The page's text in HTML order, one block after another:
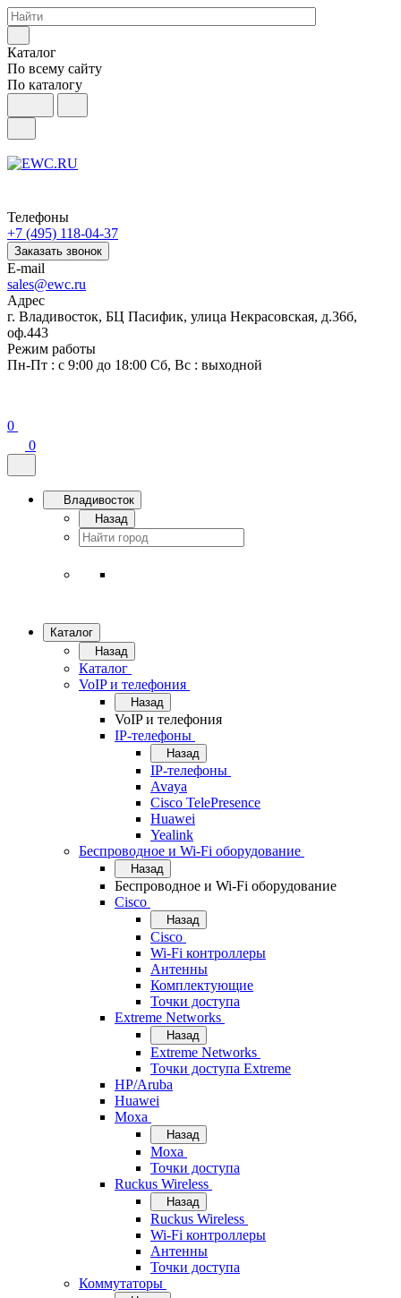
Каталог
По всему сайту
По каталогу
Телефоны
+7 (495) 118-04-37
Заказать звонок
E-mail
sales@ewc.ru
Адрес
г. Владивосток, БЦ Пасифик, улица Некрасовская, д.36б,
оф.443
Режим работы
Пн-Пт : с 9:00 до 18:00 Сб, Вс : выходной
0
0
Владивосток
Назад
Каталог
Назад
Каталог
VoIP и телефония
Назад
VoIP и телефония
IP-телефоны
Назад
IP-телефоны
Avaya
Cisco TelePresence
Huawei
Yealink
Беспроводное и Wi-Fi оборудование
Назад
Беспроводное и Wi-Fi оборудование
Cisco
Назад
Cisco
Wi-Fi контроллеры
Антенны
Комплектующие
Точки доступа
Extreme Networks
Назад
Extreme Networks
Точки доступа Extreme
HP/Aruba
Huawei
Moxa
Назад
Moxa
Точки доступа
Ruckus Wireless
Назад
Ruckus Wireless
Wi-Fi контроллеры
Антенны
Точки доступа
Коммутаторы